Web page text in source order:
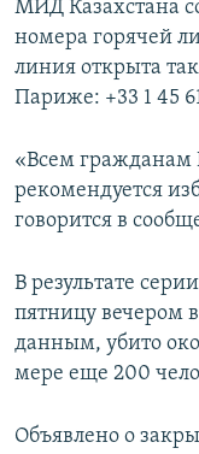
МИД Казахстана
номера горячей
линия открыта
Париже: +33 1 45
«Всем гражданам
рекомендуется
говорится в
В результате
пятницу вечером
данным, убито
мере еще 200
Объявлено о